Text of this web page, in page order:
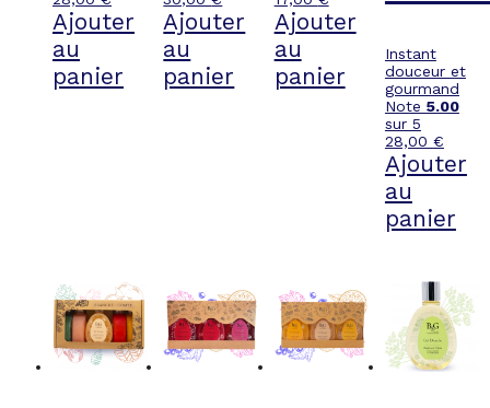
Ajouter
au
panier
Ajouter
au
panier
Ajouter
au
panier
Instant
douceur et
gourmand
Note 5.00
sur 5
28,00 €
Ajouter
au
panier